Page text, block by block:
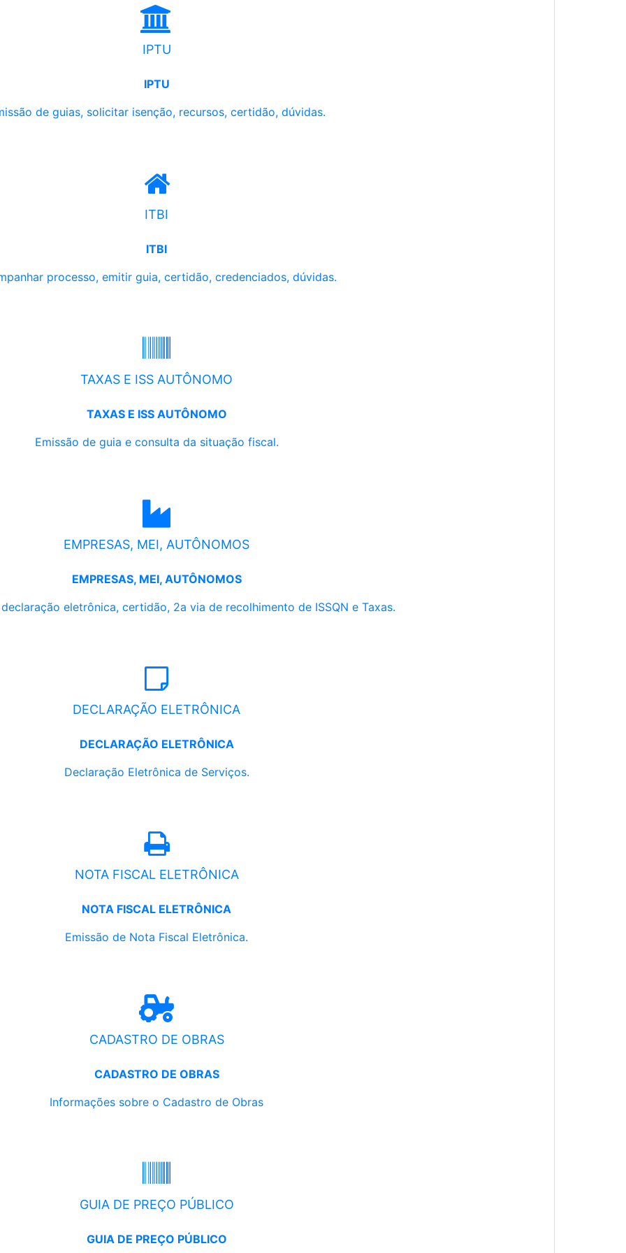
IPTU
IPTU
de guias, solicitar isenção, recursos, certidão, dúvidas.
ITBI
ITBI
processo, emitir guia, certidão, credenciados, dúvidas.
TAXAS E ISS AUTÔNOMO
TAXAS E ISS AUTÔNOMO
Emissão de guia e consulta da situação fiscal.
EMPRESAS, MEI, AUTÔNOMOS
EMPRESAS, MEI, AUTÔNOMOS
eletrônica, certidão, 2a via de recolhimento de ISSQN e Taxas.
DECLARAÇÃO ELETRÔNICA
DECLARAÇÃO ELETRÔNICA
Declaração Eletrônica de Serviços.
NOTA FISCAL ELETRÔNICA
NOTA FISCAL ELETRÔNICA
Emissão de Nota Fiscal Eletrônica.
CADASTRO DE OBRAS
CADASTRO DE OBRAS
Informações sobre o Cadastro de Obras
GUIA DE PREÇO PÚBLICO
GUIA DE PREÇO PÚBLICO